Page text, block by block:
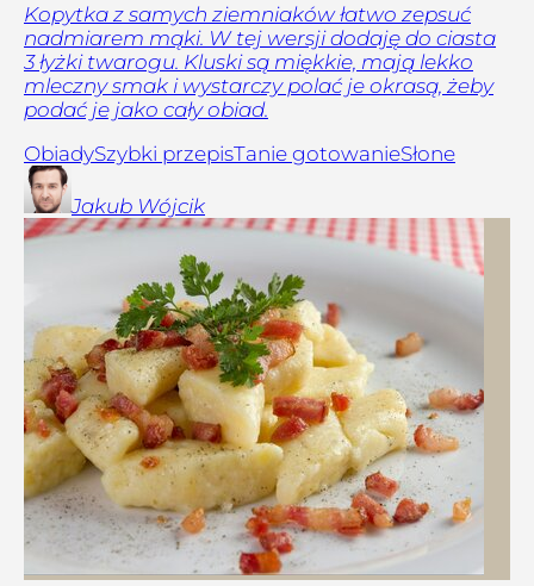
Kopytka z samych ziemniaków łatwo zepsuć
nadmiarem mąki. W tej wersji dodaję do ciasta
3 łyżki twarogu. Kluski są miękkie, mają lekko
mleczny smak i wystarczy polać je okrasą, żeby
podać je jako cały obiad.
ObiadySzybki przepisTanie gotowanieSłone
Jakub Wójcik